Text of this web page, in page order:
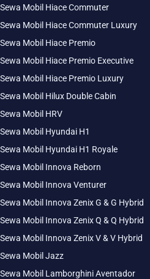
Sewa Mobil Hiace Commuter
Sewa Mobil Hiace Commuter Luxury
Sewa Mobil Hiace Premio
Sewa Mobil Hiace Premio Executive
Sewa Mobil Hiace Premio Luxury
Sewa Mobil Hilux Double Cabin
Sewa Mobil HRV
Sewa Mobil Hyundai H1
Sewa Mobil Hyundai H1 Royale
Sewa Mobil Innova Reborn
Sewa Mobil Innova Venturer
Sewa Mobil Innova Zenix G & G Hybrid
Sewa Mobil Innova Zenix Q & Q Hybrid
Sewa Mobil Innova Zenix V & V Hybrid
Sewa Mobil Jazz
Sewa Mobil Lamborghini Aventador